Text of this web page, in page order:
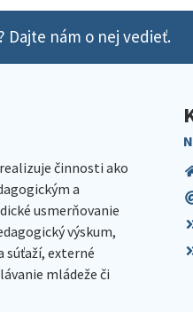
Dajte nám o nej vedieť.
činnosti ako
a
usmerňovanie
výskum,
súťaží, externé
mládeže či